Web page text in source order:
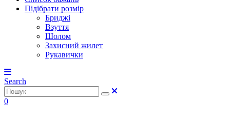
Підібрати розмір
Бриджі
Взуття
Шолом
Захисний жилет
Рукавички
Search
0